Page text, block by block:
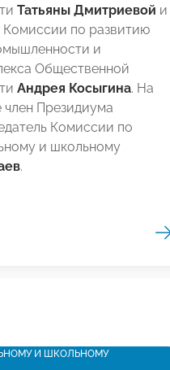
Татьяны Дмитриевой и
Комиссии по развитию
и
Общественной
Андрея Косыгина. На
член Президиума
Комиссии по
и школьному
.
И ШКОЛЬНОМУ